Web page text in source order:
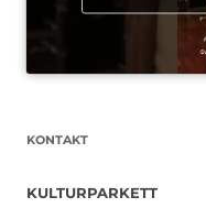
KONTAKT
KULTURPARKETT